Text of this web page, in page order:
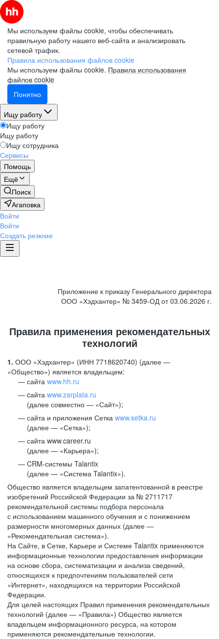
Мы используем файлы cookie, чтобы обеспечивать
правильную работу нашего веб-сайта и анализировать
сетевой трафик.
Правила использования файлов cookie
Мы используем файлы cookie. Правила использования
файлов cookie
Понятно
Ищу работу
Ищу работу
Ищу работу
Ищу сотрудника
Сервисы
Помощь
Ещё
Поиск
Агаповка
Войти
Войти
Создать резюме
Приложение к приказу Генерального директора
ООО «Хэдхантер» № 3459-ОД от 03.06.2026 г.
Правила применения рекомендательных
технологий
1. ООО «Хэдхантер» (ИНН 7718620740) (далее —
«Общество») является владельцем:
сайта www.hh.ru
cайта www.zarplata.ru
(далее совместно — «Сайт»);
сайта и приложения Сетка www.setka.ru
(далее — «Сетка»);
сайта www.career.ru
(далее — «Карьера»);
CRM-системы Talantix
(далее — «Система Talantix»).
Общество является владельцем запатентованной в реестре
изобретений Российской Федерации за № 2711717
рекомендательной системы подбора персонала
с использованием машинного обучения и с понижением
размерности многомерных данных (далее —
«Рекомендательная система»).
На Сайте, в Сетке, Карьере и Системе Talantix применяются
информационные технологии предоставления информации
на основе сбора, систематизации и анализа сведений,
относящихся к предпочтениям пользователей сети
«Интернет», находящихся на территории Российской
Федерации.
Для целей настоящих Правил применения рекомендательных
технологий (далее — «Правила») Общество является
владельцем информационного ресурса, на котором
применяются рекомендательные технологии.